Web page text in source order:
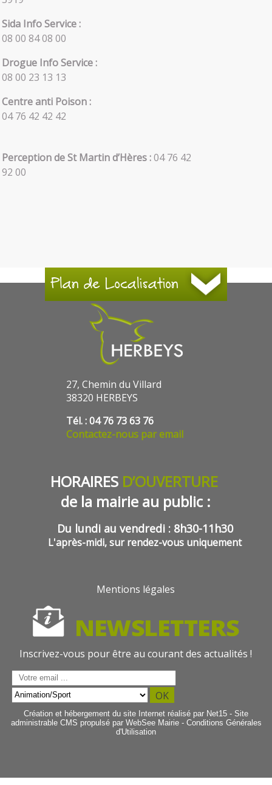
Sida Info Service :
08 00 84 08 00
Drogue Info Service :
08 00 23 13 13
Centre anti Poison :
04 76 42 42 42
Perception de St Martin d’Hères :04 76 42
92 00
Plan de Localisation
27, Chemin du Villard
38320 HERBEYS
Tél. : 04 76 73 63 76
Contactez-nous par email
HORAIRES D’OUVERTURE
de la mairie au public :
Du lundi au vendredi : 8h30-11h30
L'après-midi, sur rendez-vous uniquement
Mentions légales
Inscrivez-vous pour être au courant des actualités !
votre
email
(obligatoire)
OK
Création et hébergement du site Internet réalisé par Net15 - Site
administrable CMS propulsé par WebSee Mairie- Conditions Générales
d'Utilisation